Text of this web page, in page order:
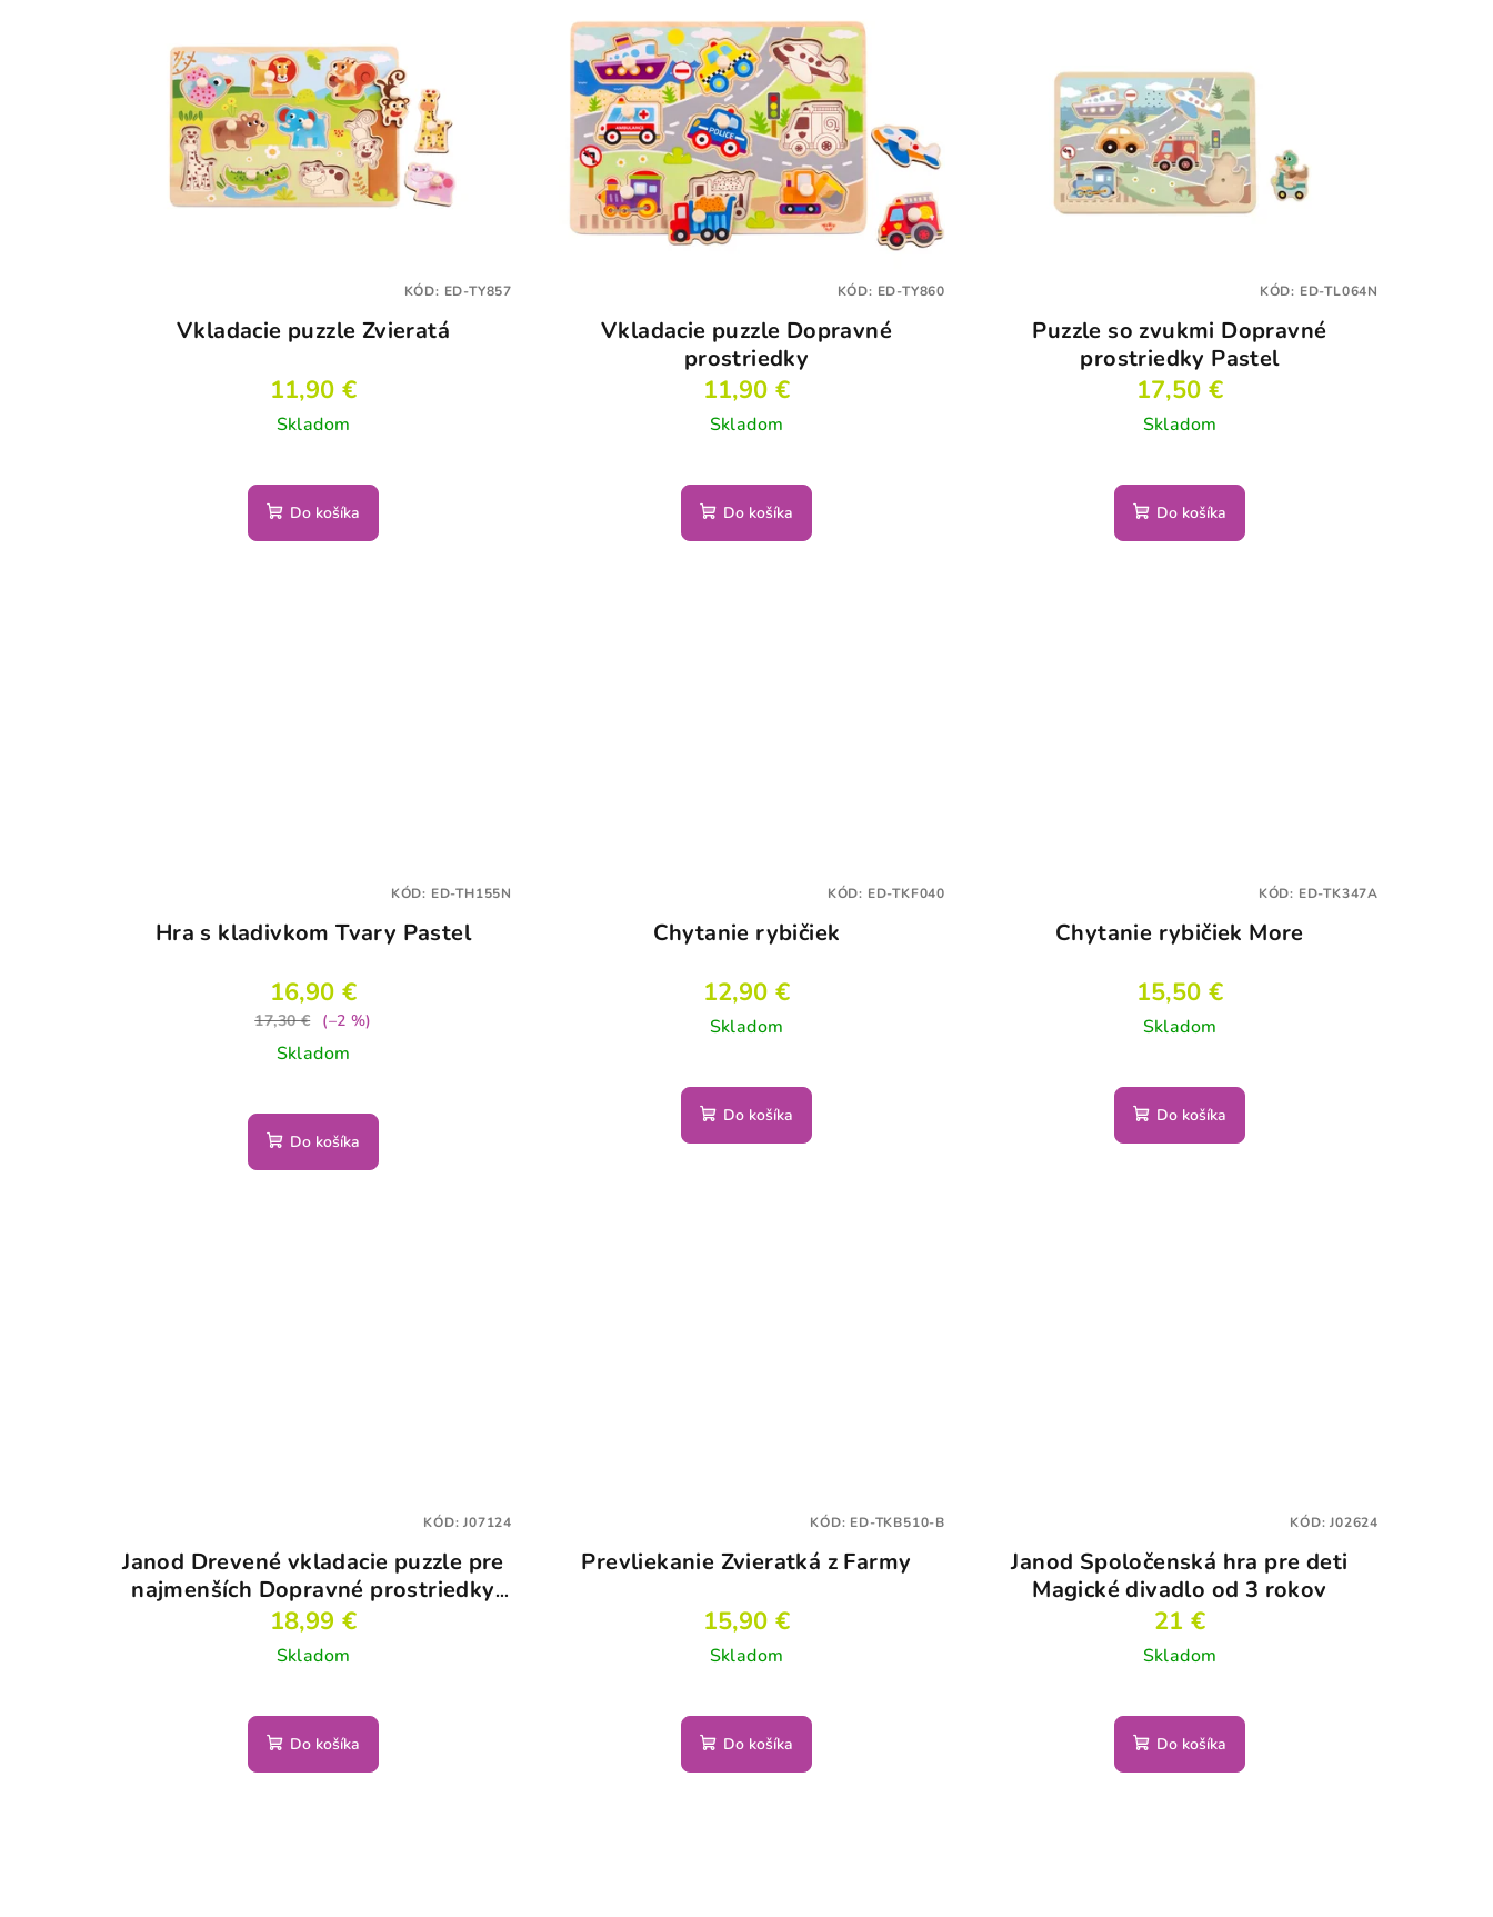
Vkladacie puzzle Zvieratá
11,90 €
Skladom
Do košíka
KÓD: ED-TY857
Vkladacie puzzle Dopravné
prostriedky
11,90 €
Skladom
Do košíka
KÓD: ED-TY860
Puzzle so zvukmi Dopravné
prostriedky Pastel
17,50 €
Skladom
Do košíka
KÓD: ED-TL064N
Hra s kladivkom Tvary Pastel
16,90 €
17,30 € (–2 %)
Skladom
Do košíka
KÓD: ED-TH155N
Chytanie rybičiek
12,90 €
Skladom
Do košíka
KÓD: ED-TKF040
Chytanie rybičiek More
15,50 €
Skladom
Do košíka
KÓD: ED-TK347A
Janod Drevené vkladacie puzzle pre
najmenších Dopravné prostriedky
Chunky
18,99 €
Skladom
Do košíka
KÓD:J07124
Prevliekanie Zvieratká z Farmy
15,90 €
Skladom
Do košíka
KÓD: ED-TKB510-B
Janod Spoločenská hra pre deti
Magické divadlo od 3 rokov
21 €
Skladom
Do košíka
KÓD:J02624